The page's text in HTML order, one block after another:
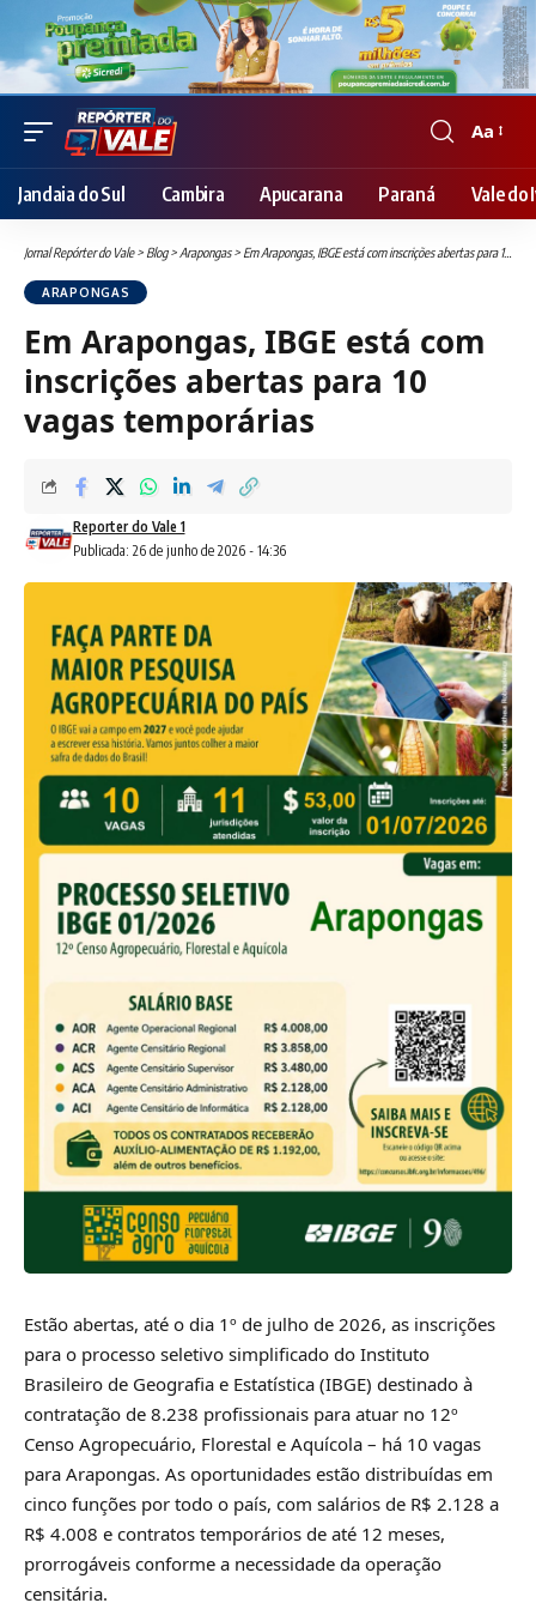
Font
Resizer
Aa
Jandaia do Sul Cambira Apucarana Paraná Vale do
Jornal Repórter do Vale> Blog>Arapongas> Em Arapongas, IBGE está com inscrições abertas para 10 vagas temporárias
ARAPONGAS
Em Arapongas, IBGE está com
inscrições abertas para 10
vagas temporárias
Publicada: 26 de junho de 2026 - 14:36
Reporter do Vale 1
Estão abertas, até o dia 1º de julho de 2026, as inscrições
para o processo seletivo simplificado do Instituto
Brasileiro de Geografia e Estatística (IBGE) destinado à
contratação de 8.238 profissionais para atuar no 12º
Censo Agropecuário, Florestal e Aquícola – há 10 vagas
para Arapongas. As oportunidades estão distribuídas em
cinco funções por todo o país, com salários de R$ 2.128 a
R$ 4.008 e contratos temporários de até 12 meses,
prorrogáveis conforme a necessidade da operação
censitária.